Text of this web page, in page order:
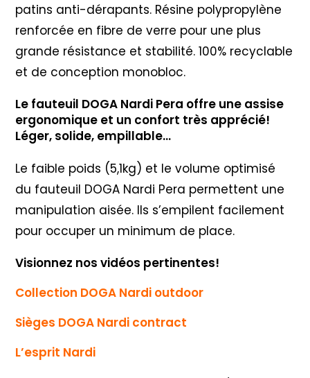
patins anti-dérapants. Résine polypropylène
renforcée en fibre de verre pour une plus
grande résistance et stabilité. 100% recyclable
et de conception monobloc.
Le fauteuil DOGA Nardi Pera offre une assise
ergonomique et un confort très apprécié!
Léger, solide, empillable…
Le faible poids (5,1kg) et le volume optimisé
du fauteuil DOGA Nardi Pera permettent une
manipulation aisée. Ils s’empilent facilement
pour occuper un minimum de place.
Visionnez nos vidéos pertinentes!
Collection DOGA Nardi outdoor
Sièges DOGA Nardi contract
L’esprit Nardi